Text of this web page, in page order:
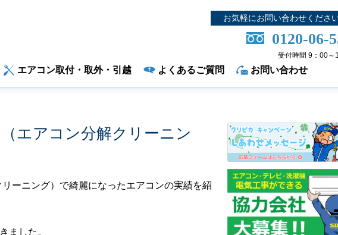
お気軽にお問い合わせください
0120-06-
受付時間 9：00～
エアコン取付・取外・引越 よくあるご質問 お問い合わせ
エアコン分解クリーニン
ーニング）で綺麗になったエアコンの実績を紹
ました。